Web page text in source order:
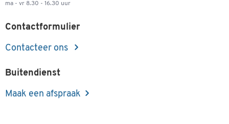
ma - vr 8.30 - 16.30 uur
Contactformulier
Contacteer ons
Buitendienst
Maak een afspraak